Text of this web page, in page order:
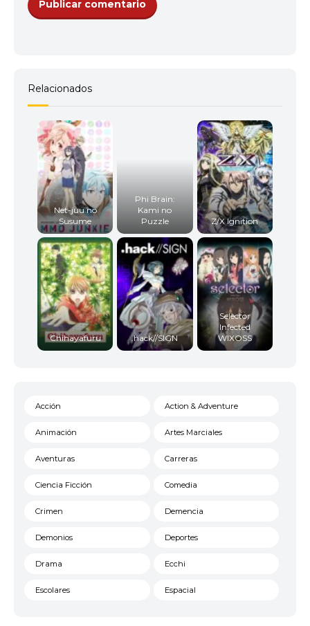
Relacionados
Net-juu no
Susume
Phi Brain:
Kami no
Puzzle
Z/X Ignition
Chihayafuru .hack//SIGN
Selector
Infected
WIXOSS
Acción Action & Adventure
Animación Artes Marciales
Aventuras Carreras
Ciencia Ficción Comedia
Crimen Demencia
Demonios Deportes
Drama Ecchi
Escolares Espacial